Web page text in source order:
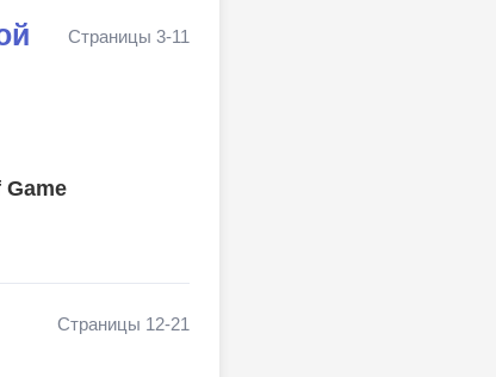
Страницы 3-11
Страницы 12-21